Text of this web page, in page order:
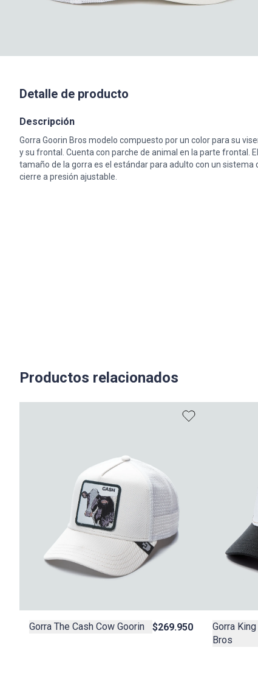
Detalle de producto
Descripción
Gorra Goorin Bros modelo compuesto por un color para su
y su frontal. Cuenta con parche de animal en la parte frontal. El
tamaño de la gorra es el estándar para adulto con un sistema
cierre a presión ajustable.
Productos relacionados
Gorra The Cash Cow Goorin $269.950
Gorra
Bros